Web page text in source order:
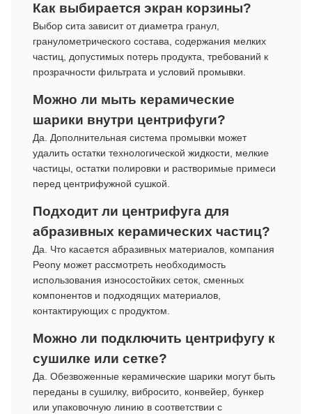
Как выбирается экран корзины?
Выбор сита зависит от диаметра гранул,
гранулометрического состава, содержания мелких
частиц, допустимых потерь продукта, требований к
прозрачности фильтрата и условий промывки.
Можно ли мыть керамические
шарики внутри центрифуги?
Да. Дополнительная система промывки может
удалить остатки технологической жидкости, мелкие
частицы, остатки полировки и растворимые примеси
перед центрифужной сушкой.
Подходит ли центрифуга для
абразивных керамических частиц?
Да. Что касается абразивных материалов, компания
Peony может рассмотреть необходимость
использования износостойких сеток, сменных
компонентов и подходящих материалов,
контактирующих с продуктом.
Можно ли подключить центрифугу к
сушилке или сетке?
Да. Обезвоженные керамические шарики могут быть
переданы в сушилку, вибросито, конвейер, бункер
или упаковочную линию в соответствии с